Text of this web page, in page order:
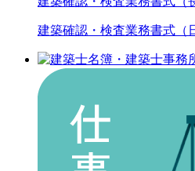
建築確認・検査業務書式（